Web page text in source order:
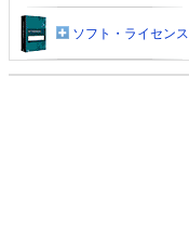
ソフト・ライセンス